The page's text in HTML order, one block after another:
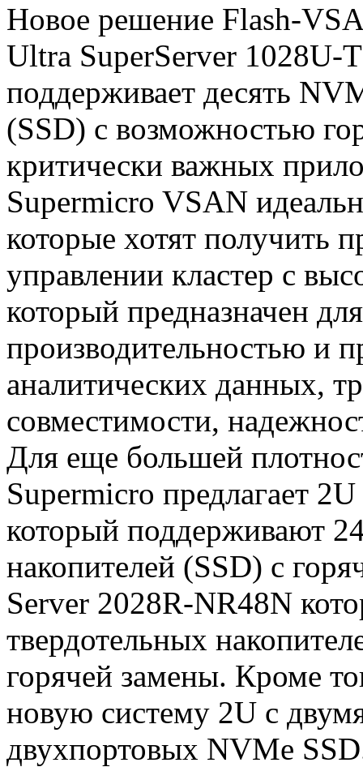
Новое решение Flash-
Ultra SuperServer 1028U-
поддерживает десять
(SSD) с возможностью
критически важных
Supermicro VSAN
которые хотят получить
управлении кластер с
который предназначен
производительностью и
аналитических данных,
совместимости,
Для еще большей
Supermicro предлагает
который поддерживают
накопителей (SSD) с
Server 2028R-NR48N
твердотельных
горячей замены. Кроме
новую систему 2U с
двухпортовых NVMe